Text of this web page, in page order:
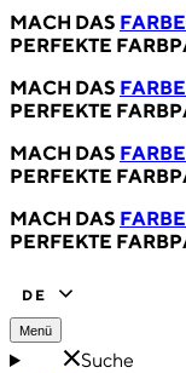
MACH DAS
PERFEKTE
MACH DAS
PERFEKTE
MACH DAS
PERFEKTE
MACH DAS
PERFEKTE
DE
Menü
Suche